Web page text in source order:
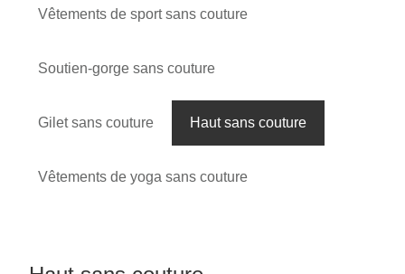
Vêtements de sport sans couture
Soutien-gorge sans couture
Gilet sans couture Haut sans couture
Vêtements de yoga sans couture